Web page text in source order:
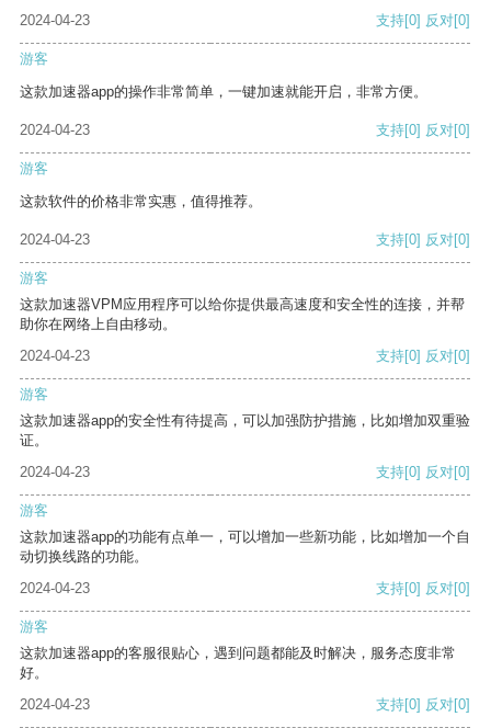
2024-04-23
支持[0] 反对[0]
游客
这款加速器app的操作非常简单，一键加速就能开启，非常方便。
2024-04-23 支持[0] 反对[0]
游客
这款软件的价格非常实惠，值得推荐。
2024-04-23 支持[0] 反对[0]
游客
这款加速器VPM应用程序可以给你提供最高速度和安全性的连接，并帮
助你在网络上自由移动。
2024-04-23
支持[0] 反对[0]
游客
这款加速器app的安全性有待提高，可以加强防护措施，比如增加双重验
证。
2024-04-23
支持[0] 反对[0]
游客
这款加速器app的功能有点单一，可以增加一些新功能，比如增加一个自
动切换线路的功能。
2024-04-23
支持[0] 反对[0]
游客
这款加速器app的客服很贴心，遇到问题都能及时解决，服务态度非常
好。
2024-04-23
支持[0] 反对[0]